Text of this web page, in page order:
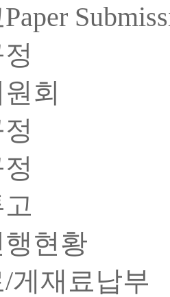
Paper
회
현황
게재료납부